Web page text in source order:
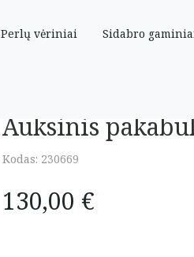
Perlų vėriniai Sidabro
Auksinis
Kodas: 230669
130,00 €